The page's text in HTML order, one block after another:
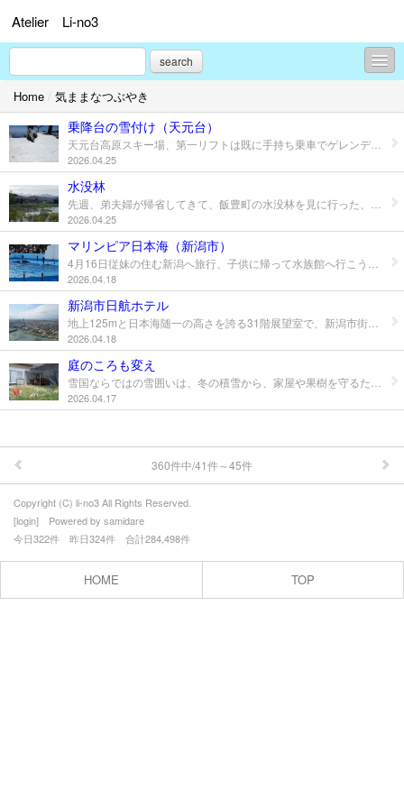
Atelier Li-no3
search
気ままなつぶやき
歴史探訪
イザベラ」バードの通った道
過去の仕事
菜園・食・花
プロフィール
お問合せ
Home / 気ままなつぶやき
乗降台の雪付け（天元台）
2026.04.25
水没林
2026.04.25
マリンピア日本海（新潟市）
2026.04.18
新潟市日航ホテル
2026.04.18
庭のころも変え
2026.04.17
360件中/41件～45件
Copyright (C) li-no3 All Rights Reserved.
[login] Powered by samidare
今日322件 昨日324件 合計284,498件
HOME TOP